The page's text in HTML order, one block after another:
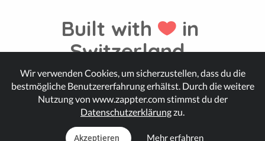
Built with
in
Switzerland.
© Zappter
Wir verwenden Cookies, um sicherzustellen, dass du die
bestmögliche Benutzererfahrung erhältst. Durch die weitere
Nutzung von www.zappter.com stimmst du der
Datenschutzerklärungzu.
Akzeptieren Mehr erfahren